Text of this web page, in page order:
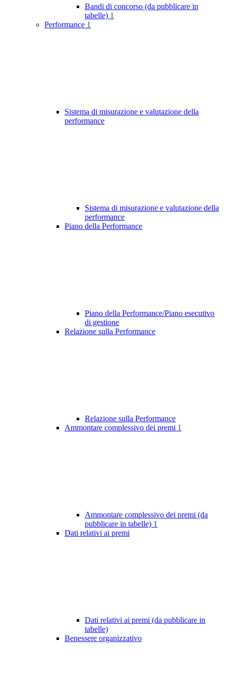
Bandi di concorso (da pubblicare in
tabelle) 1
Performance 1
Sistema di misurazione e valutazione della
performance
Sistema di misurazione e valutazione della
performance
Piano della Performance
Piano della Performance/Piano esecutivo
di gestione
Relazione sulla Performance
Relazione sulla Performance
Ammontare complessivo dei premi 1
Ammontare complessivo dei premi (da
pubblicare in tabelle) 1
Dati relativi ai premi
Dati relativi ai premi (da pubblicare in
tabelle)
Benessere organizzativo